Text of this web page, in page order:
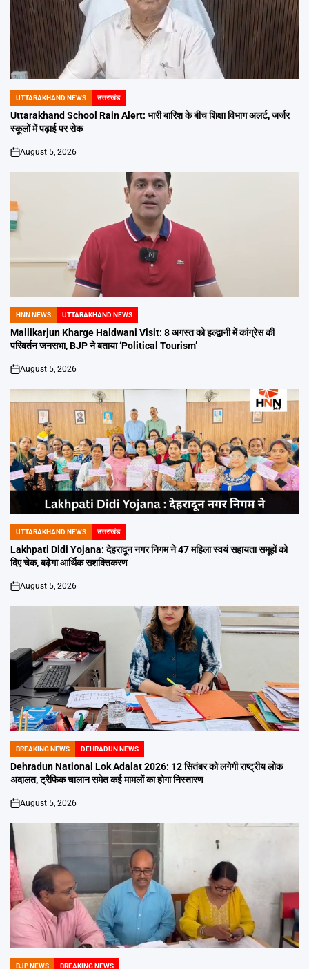
POSTED
IN
UTTARAKHAND NEWS उत्तराखंड
Uttarakhand School Rain Alert: भारी बारिश के बीच शिक्षा विभाग अलर्ट, जर्जर
स्कूलों में पढ़ाई पर रोक
on
August 5, 2026
POSTED
IN
HNN NEWS UTTARAKHAND NEWS
Mallikarjun Kharge Haldwani Visit: 8 अगस्त को हल्द्वानी में कांग्रेस की
परिवर्तन जनसभा, BJP ने बताया ‘Political Tourism’
on
August 5, 2026
POSTED
IN
UTTARAKHAND NEWS उत्तराखंड
Lakhpati Didi Yojana: देहरादून नगर निगम ने 47 महिला स्वयं सहायता समूहों को
दिए चेक, बढ़ेगा आर्थिक सशक्तिकरण
on
August 5, 2026
POSTED
IN
BREAKING NEWS DEHRADUN NEWS
Dehradun National Lok Adalat 2026: 12 सितंबर को लगेगी राष्ट्रीय लोक
अदालत, ट्रैफिक चालान समेत कई मामलों का होगा निस्तारण
on
August 5, 2026
BJP NEWS BREAKING NEWS